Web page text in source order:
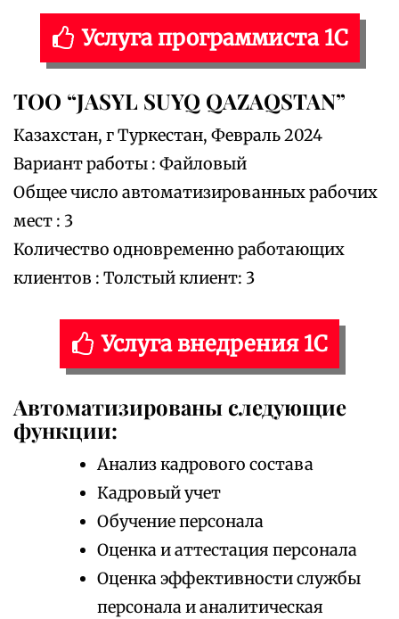
Услуга программиста 1С
ТОО “JASYL SUYQ QAZAQSTAN”
Казахстан, г Туркестан, Февраль 2024
Вариант работы : Файловый
Общее число автоматизированных рабочих
мест : 3
Количество одновременно работающих
клиентов : Толстый клиент: 3
Услуга внедрения 1С
Автоматизированы следующие
функции:
Анализ кадрового состава
Кадровый учет
Обучение персонала
Оценка и аттестация персонала
Оценка эффективности службы
персонала и аналитическая